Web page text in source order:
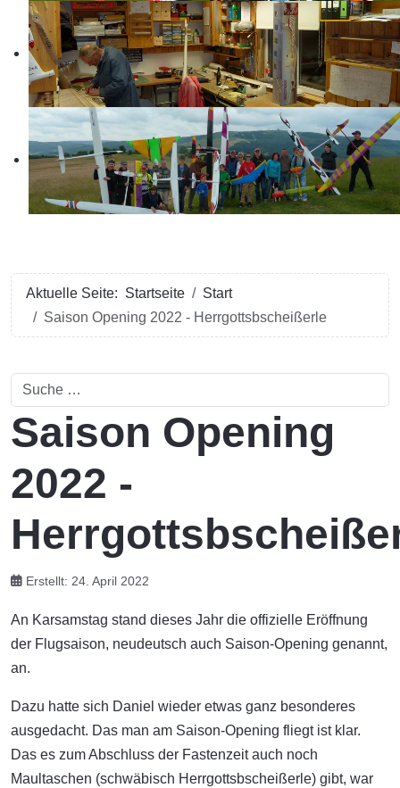
Aktuelle Seite: Startseite
Start
Saison Opening 2022 - Herrgottsbscheißerle
Suchen
Saison Opening
2022 -
Erstellt: 24. April 2022
An Karsamstag stand dieses Jahr die offizielle Eröffnung
der Flugsaison, neudeutsch auch Saison-Opening genannt,
an.
Dazu hatte sich Daniel wieder etwas ganz besonderes
ausgedacht. Das man am Saison-Opening fliegt ist klar.
Das es zum Abschluss der Fastenzeit auch noch
Maultaschen (schwäbisch Herrgottsbscheißerle) gibt, war